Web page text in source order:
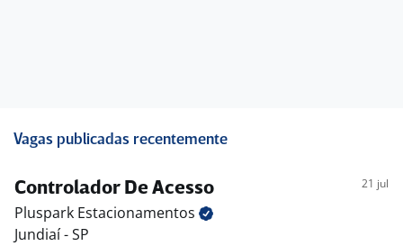
Vagas publicadas recentemente
Controlador De Acesso 21 jul
Pluspark Estacionamentos
Jundiaí - SP